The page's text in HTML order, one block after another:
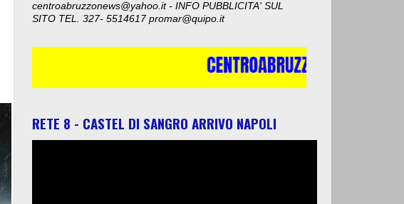
centroabruzzonews@yahoo.it - INFO PUBBLICITA' SUL
SITO TEL. 327- 5514617 promar@quipo.it
RETE 8 - CASTEL DI SANGRO ARRIVO NAPOLI